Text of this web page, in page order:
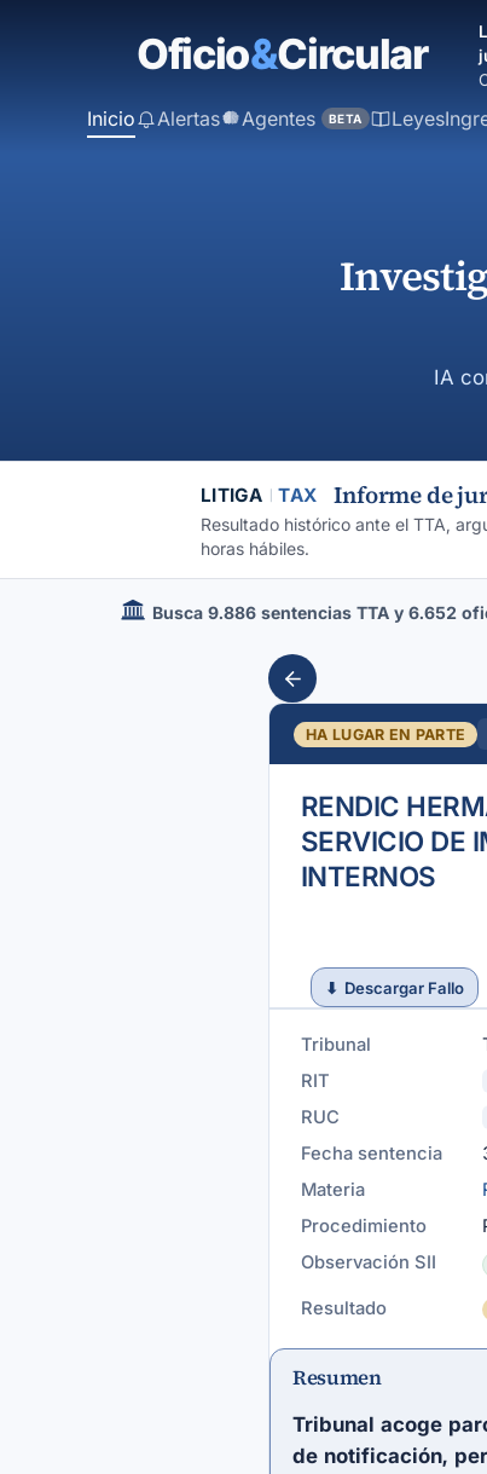
Inicio Alertas Agentes BETA Leyes
IA
LITIGA TAX Informe de
Resultado histórico ante el TTA,
horas hábiles.
Busca 9.886 sentencias TTA y 6.652
HA LUGAR EN PARTE
RENDIC
SERVICIO DE
INTERNOS
⬇ Descargar Fallo
Tribunal
RIT
RUC
Fecha sentencia
Materia
Procedimiento
Observación SII
Resultado
Resumen
Tribunal acoge
de notificación,